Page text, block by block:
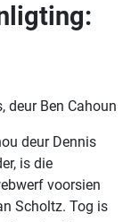
deur Ben Cahoun
deur Dennis
is die
voorsien
Scholtz. Tog is